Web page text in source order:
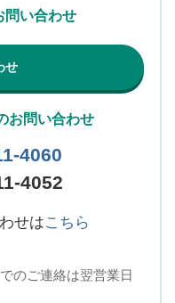
問い合わせ
せ
お問い合わせ
4060
4052
せはこちら
のご連絡は翌営業日